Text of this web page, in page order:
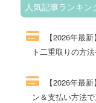
人気記事ランキン
【2026年最
ト二重取りの方
【2026年最
ン＆支払い方法